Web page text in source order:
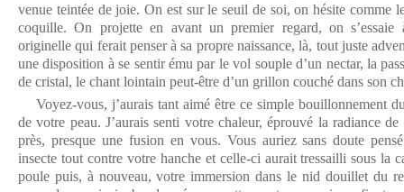
venue teintée de joie. On est sur le seuil de soi, on hésite comme
coquille. On projette en avant un premier regard, on s’essaie
originelle qui ferait penser à sa propre naissance, là, tout juste
une disposition à se sentir ému par le vol souple d’un nectar, la
de cristal, le chant lointain peut-être d’un grillon couché dans son
Voyez-vous, j’aurais tant aimé être ce simple bouillonnement
de votre peau. J’aurais senti votre chaleur, éprouvé la radiance
près, presque une fusion en vous. Vous auriez sans doute
insecte tout contre votre hanche et celle-ci aurait tressailli sous la
poule puis, à nouveau, votre immersion dans le nid douillet du